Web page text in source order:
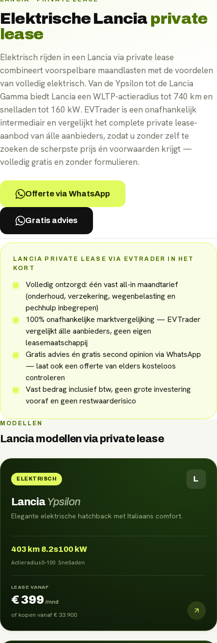
Elektrische Lancia private
lease
Elektrisch rijden in een Lancia via private lease
combineert voorspelbare maandlasten met de voordelen
van volledig elektrisch. Van de Ypsilon tot de Lancia
Gamma biedt Lancia een WLTP-actieradius tot 740 km en
snelladen tot 160 kW. EVTrader is een onafhankelijk
intermediair en vergelijkt het complete private lease-
aanbod van álle aanbieders, zodat u zonder zelf te
zoeken de scherpste prijs én voorwaarden krijgt —
volledig gratis en zonder formulieren.
Offerte via WhatsApp
Gratis advies
LANCIA PRIVATE LEASE VIA EVTRADER IN HET
KORT
Volledig ontzorgd: één vast all-in maandtarief
(onderhoud, verzekering, wegenbelasting en
pechhulp inbegrepen)
100% onafhankelijke marktvergelijking — EVTrader
vergelijkt álle aanbieders, geen eigen
leasemaatschappij
Gratis advies én gratis second opinion via WhatsApp
— laat ook een offerte van elders kosteloos
controleren
Vast bedrag inclusief btw, geen grote investering
vooraf en geen restwaarderisico
MODELLEN
Lanciamodellen viaprivate lease
ELEKTRISCH L
Lancia Ypsilon
Elegante elektrische hatchback met Italiaans comfort.
403 km
Actieradius
8.2s
0–100
100 kW
Snelladen
LEASE VANAF
€ 399 /mnd
of kopen vanaf€ 33.900